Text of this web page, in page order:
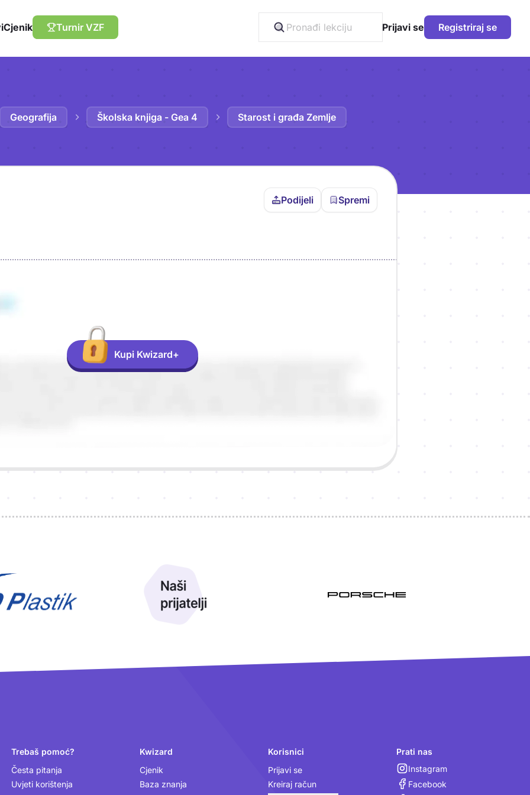
Cjenik Turnir VZF Prijavi se Registriraj se
Geografija Školska knjiga - Gea 4 Starost i građa Zemlje
Podijeli Spremi
Kupi Kwizard+
Trebaš pomoć?
Česta pitanja
Uvjeti korištenja
Kwizard
Cjenik
Baza znanja
Korisnici
Prijavi se
Kreiraj račun
Prati nas
Instagram
Facebook